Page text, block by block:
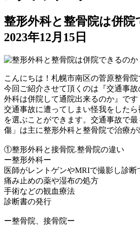
整形外科と整骨院は併
2023年12月15日
こんにちは！札幌市南区の菅原整骨院
今回ご紹介させて頂くのは『交通事
外科は併院して通院出来るのか』です
交通事故に遭ってしまい怪我をした
を選ぶことができます。交通事故で最
傷」は主に整形外科と整骨院で治療が
①整形外科と接骨院.整骨院の違い
ー整形外科ー
医師がレントゲンやMRIで撮影し診断
痛み止めの薬や湿布の処方
手術などの観血療法
診断書の発行
ー整骨院、接骨院ー